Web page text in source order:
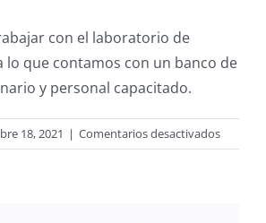
con el laboratorio de
lo que contamos con un banco de
y personal capacitado.
18, 2021 | Comentarios desactivadosen
Banco